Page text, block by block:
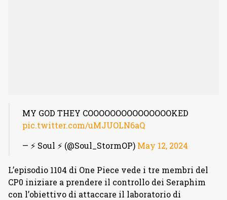
MY GOD THEY COOOOOOOOOOOOOOOKED
pic.twitter.com/uMJUOLN6aQ
— ⚡️ Soul ⚡️ (@Soul_StormOP) May 12, 2024
L’episodio 1104 di One Piece vede i tre membri del
CP0 iniziare a prendere il controllo dei Seraphim
con l’obiettivo di attaccare il laboratorio di